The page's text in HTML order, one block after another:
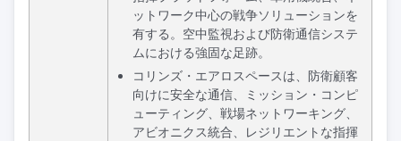
ットワーク中心の戦争ソリューションを
有する。空中監視および防衛通信システ
ムにおける強固な足跡。
コリンズ・エアロスペースは、防衛顧客
向けに安全な通信、ミッション・コンピ
ューティング、戦場ネットワーキング、
アビオニクス統合、レジリエントな指揮